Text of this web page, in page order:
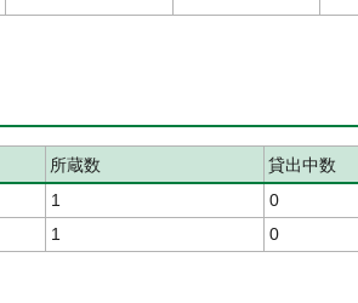
所蔵数
貸出中数
1
0
1 0